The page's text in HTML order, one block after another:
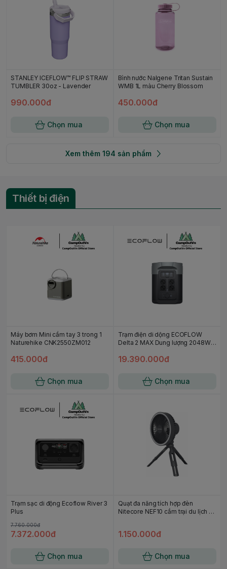
STANLEY ICEFLOW™ FLIP STRAW
TUMBLER 30oz - Lavender
990.000đ
Chọn mua
Bình nước Nalgene Tritan Sustain
WMB 1L màu Cherry Blossom
450.000đ
Chọn mua
Xem thêm 194 sản phẩm
Thiết bị điện
Máy bơm Mini cầm tay 3 trong 1
Naturehike CNK2550ZM012
415.000đ
Chọn mua
Trạm điện di dộng ECOFLOW
Delta 2 MAX Dung lượng 2048Wh
năm
19.390.000đ
Chọn mua
Trạm sạc di động Ecoflow River 3
Plus
7.760.000đ
7.372.000đ
Chọn mua
Quạt đa năng tích hợp đèn
Nitecore NEF10 cắm trại du lịch dã
1.150.000đ
Chọn mua